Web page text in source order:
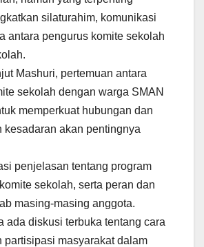
silaturahim, komunikasi
antara pengurus komite sekolah
Mashuri, pertemuan antara
sekolah dengan warga SMAN
memperkuat hubungan dan
kesadaran akan pentingnya
penjelasan tentang program
sekolah, serta peran dan
masing-masing anggota.
ada diskusi terbuka tentang cara
partisipasi masyarakat dalam